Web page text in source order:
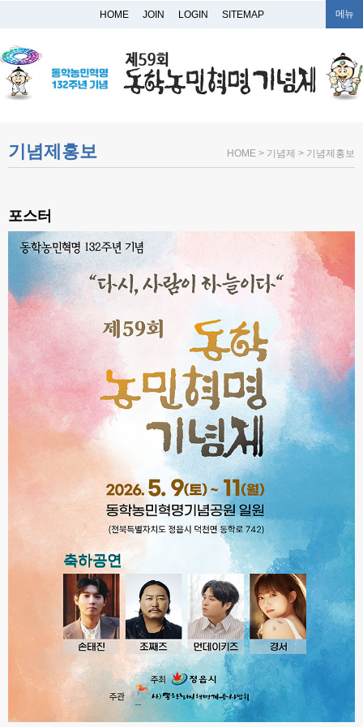
HOME JOIN LOGIN SITEMAP 메뉴
기념제홍보 HOME > 기념제 > 기념제홍보
포스터